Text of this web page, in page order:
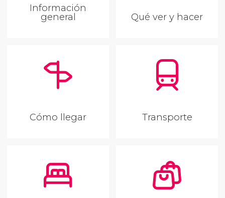
Información
general Qué ver y hacer
Cómo llegar Transporte